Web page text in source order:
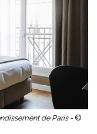
de Paris - ©